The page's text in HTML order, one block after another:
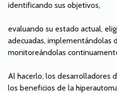
identificando sus objetivos,
evaluando su estado actual,
adecuadas, implementándolas
monitoreándolas
Al hacerlo, los desarrolladores
los beneficios de la